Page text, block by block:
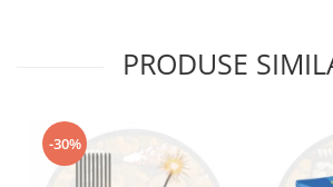
PRODUSE
-30%